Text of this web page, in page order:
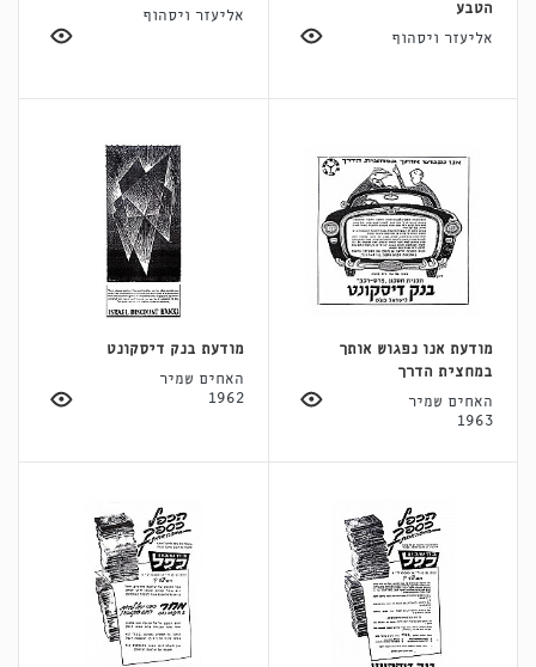
הטבע
אליעזר ויסהוף
אליעזר ויסהוף
מודעת אנו נפגוש אותך
במחצית הדרך
האחים שמיר
1963
מודעת בנק דיסקונט
האחים שמיר
1962